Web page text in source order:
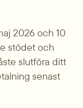
2026 och 10
stödet och
slutföra ditt
senast